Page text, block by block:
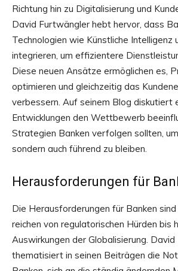
Richtung hin zu Digitalisierung und
David Furtwängler hebt hervor, dass
Technologien wie Künstliche Intelligenz
integrieren, um effizientere
Diese neuen Ansätze ermöglichen es,
optimieren und gleichzeitig das
verbessern. Auf seinem Blog diskutiert
Entwicklungen den Wettbewerb
Strategien Banken verfolgen sollten,
sondern auch führend zu bleiben.
Herausforderungen für
Die Herausforderungen für Banken
reichen von regulatorischen Hürden bis
Auswirkungen der Globalisierung.
thematisiert in seinen Beiträgen die